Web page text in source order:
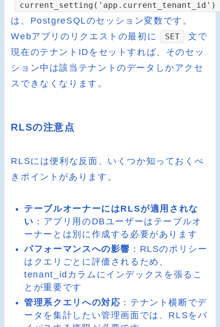
current_setting('app.current_tenant_id')
は、PostgreSQLのセッション変数です。
Webアプリのリクエストの最初に
SET
文で
現在のテナントIDをセットすれば、そのセッ
ション中は該当テナントのデータしかアクセ
スできなくなります。
RLSの注意点
RLSには便利な反面、いくつか知っておくべ
きポイントがあります。
テーブルオーナーにはRLSが適用されな
い ：アプリ用のDBユーザーはテーブルオ
ーナーとは別に作成する必要があります
パフォーマンスへの影響 ：RLSのポリシー
はクエリごとに評価されるため、
tenant_idカラムにインデックスを張るこ
とが重要です
管理系クエリへの対応 ：テナント横断でデ
ータを集計したい管理画面では、RLSをバ